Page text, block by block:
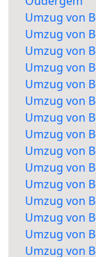
Umzug von
Umzug von
Umzug von
Umzug von
Umzug von
Umzug von
Umzug von
Umzug von
Umzug von
Umzug von
Umzug von
Umzug von
Umzug von
Umzug von
Umzug von